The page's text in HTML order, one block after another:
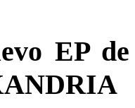
EP de